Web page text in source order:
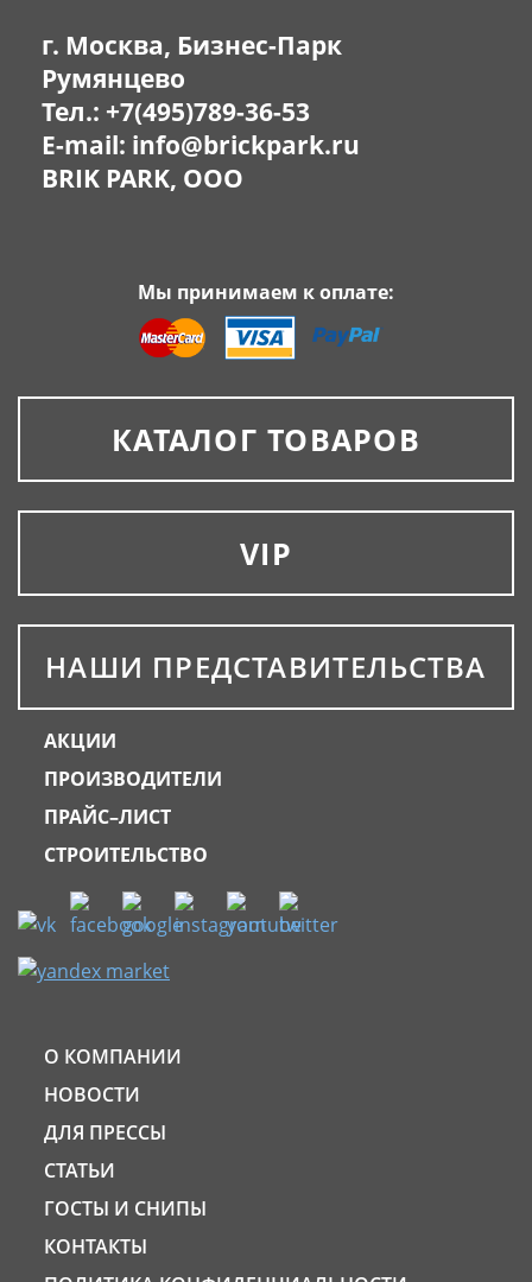
г. Москва, Бизнес-Парк
Румянцево
Тел.: +7(495)789-36-53
E-mail: info@brickpark.ru
BRIK PARK, OOO
Мы принимаем к оплате:
КАТАЛОГ ТОВАРОВ
VIP
НАШИ ПРЕДСТАВИТЕЛЬСТВА
АКЦИИ
ПРОИЗВОДИТЕЛИ
ПРАЙС–ЛИСТ
СТРОИТЕЛЬСТВО
О КОМПАНИИ
НОВОСТИ
ДЛЯ ПРЕССЫ
СТАТЬИ
ГОСТЫ И СНИПЫ
КОНТАКТЫ